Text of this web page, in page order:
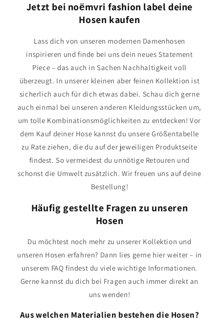
Jetzt bei noёmvri fashion label deine
Hosen kaufen
Lass dich von unseren modernen Damenhosen
inspirieren und finde bei uns dein neues Statement
Piece – das auch in Sachen Nachhaltigkeit voll
überzeugt. In unserer kleinen aber feinen Kollektion ist
sicherlich auch für dich etwas dabei. Schau dich gerne
auch einmal bei unseren anderen Kleidungsstücken um,
um tolle Kombinationsmöglichkeiten zu entdecken! Vor
dem Kauf deiner Hose kannst du unsere Größentabelle
zu Rate ziehen, die du auf der jeweiligen Produktseite
findest. So vermeidest du unnötige Retouren und
schonst die Umwelt zusätzlich. Wir freuen uns auf deine
Bestellung!
Häufig gestellte Fragen zu unseren
Hosen
Du möchtest noch mehr zu unserer Kollektion und
unseren Hosen erfahren? Dann lies gerne hier weiter – in
unserem FAQ findest du viele wichtige Informationen.
Gerne kannst du dich bei Fragen auch immer direkt an
uns wenden!
Aus welchen Materialien bestehen die Hosen?